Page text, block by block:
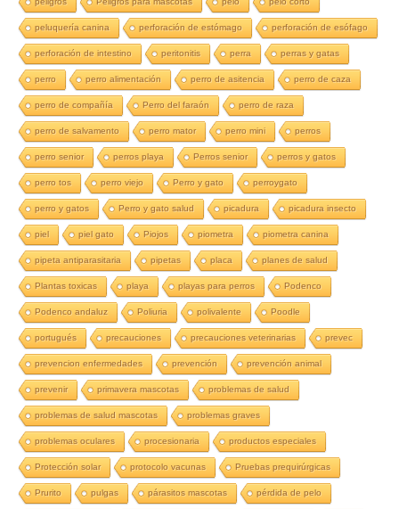
peluquería canina perforación de estómago perforación de esófago
perforación de intestino peritonitis perra perras y gatas
perro perro alimentación perro de asitencia perro de caza
perro de compañía Perro del faraón perro de raza
perro de salvamento perro mator perro mini perros
perro senior perros playa Perros senior perros y gatos
perro tos perro viejo Perro y gato perroygato
perro y gatos Perro y gato salud picadura picadura insecto
piel piel gato Piojos piometra piometra canina
pipeta antiparasitaria pipetas placa planes de salud
Plantas toxicas playa playas para perros Podenco
Podenco andaluz Poliuria polivalente Poodle
portugués precauciones precauciones veterinarias prevec
prevencion enfermedades prevención prevención animal
prevenir primavera mascotas problemas de salud
problemas de salud mascotas problemas graves
problemas oculares procesionaria productos especiales
Protección solar protocolo vacunas Pruebas prequirúrgicas
Prurito pulgas párasitos mascotas pérdida de pelo